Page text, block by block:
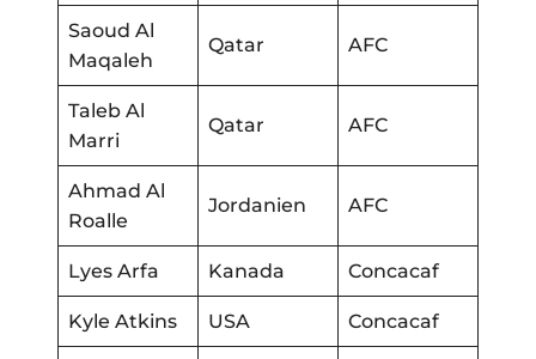
Saoud Al
Maqaleh
Qatar AFC
Taleb Al
Marri
Qatar AFC
Ahmad Al
Roalle
Jordanien AFC
Lyes Arfa Kanada Concacaf
Kyle Atkins USA Concacaf